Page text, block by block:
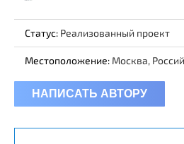
Статус: Реализованный проект
Местоположение: Москва,
НАПИСАТЬ АВТОРУ